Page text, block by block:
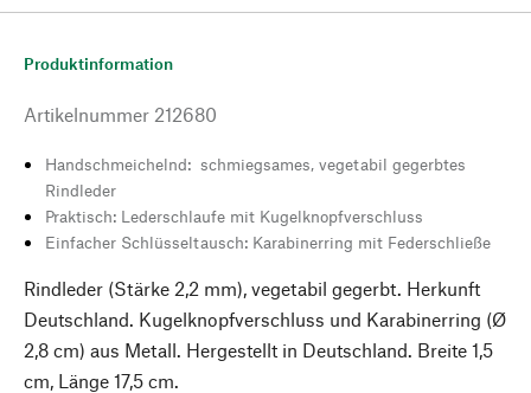
Produktinformation
Artikelnummer 212680
Handschmeichelnd: schmiegsames, vegetabil gegerbtes
Rindleder
Praktisch: Lederschlaufe mit Kugelknopfverschluss
Einfacher Schlüsseltausch: Karabinerring mit Federschließe
Rindleder (Stärke 2,2 mm), vegetabil gegerbt. Herkunft
Deutschland. Kugelknopfverschluss und Karabinerring (Ø
2,8 cm) aus Metall. Hergestellt in Deutschland. Breite 1,5
cm, Länge 17,5 cm.